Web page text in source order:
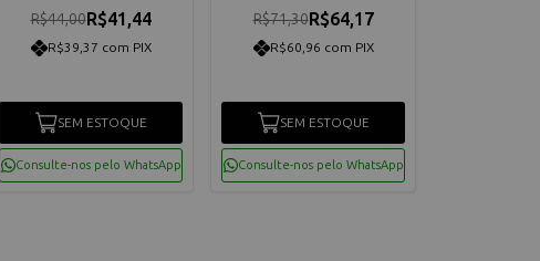
R$44,00R$41,44
R$39,37 com PIX
SEM ESTOQUE
Consulte-nos pelo WhatsApp
R$71,30R$64,17
R$60,96 com PIX
SEM ESTOQUE
Consulte-nos pelo WhatsApp